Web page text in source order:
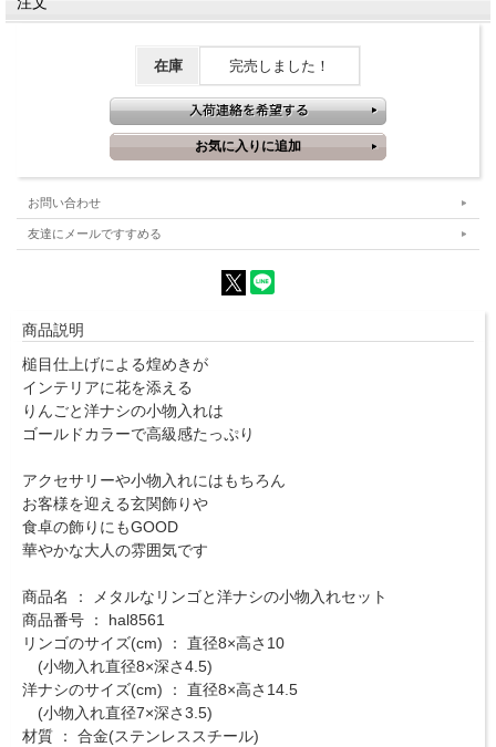
在庫 完売しました！
お問い合わせ
友達にメールですすめる
商品説明
槌目仕上げによる煌めきが
インテリアに花を添える
りんごと洋ナシの小物入れは
ゴールドカラーで高級感たっぷり
アクセサリーや小物入れにはもちろん
お客様を迎える玄関飾りや
食卓の飾りにもGOOD
華やかな大人の雰囲気です
商品名 ： メタルなリンゴと洋ナシの小物入れセット
商品番号 ： hal8561
リンゴのサイズ(cm) ： 直径8×高さ10
(小物入れ直径8×深さ4.5)
洋ナシのサイズ(cm) ： 直径8×高さ14.5
(小物入れ直径7×深さ3.5)
材質 ： 合金(ステンレススチール)